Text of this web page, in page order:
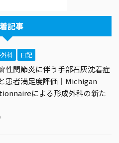
記事
科 日記
性関節炎に伴う手部石灰沈着症
患者満足度評価｜Michigan
による形成外科の新た